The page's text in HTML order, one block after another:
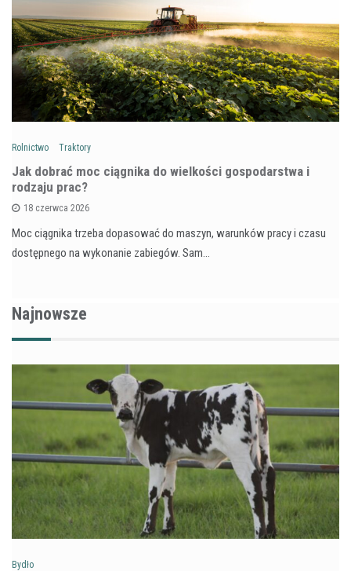
Rolnictwo Traktory
Jak dobrać moc ciągnika do wielkości gospodarstwa i
rodzaju prac?
18 czerwca 2026
Moc ciągnika trzeba dopasować do maszyn, warunków pracy i czasu
dostępnego na wykonanie zabiegów. Sam…
Najnowsze
Bydło